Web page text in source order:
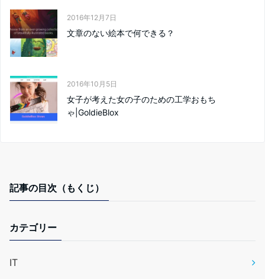
2016年12月7日
文章のない絵本で何できる？
2016年10月5日
女子が考えた女の子のための工学おもち
ゃ|GoldieBlox
記事の目次（もくじ）
カテゴリー
IT